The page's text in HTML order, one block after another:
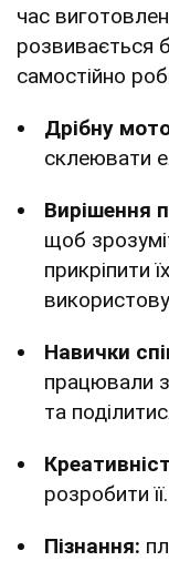
час
розвивається
самостійно
Дрібну
склеювати
Вирішення
щоб
прикріпити
Навички
працювали
та
розробити її.
Пізнання: